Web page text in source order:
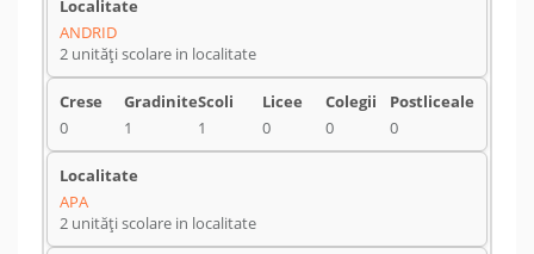
ANDRID
2 unități scolare in localitate
0 1 1 0 0 0
APA
2 unități scolare in localitate